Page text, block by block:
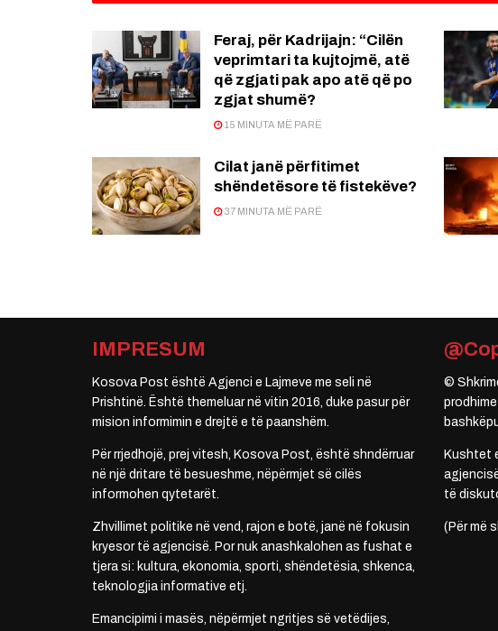
Feraj, për Kadrijajn: “Cilën
veprimtari ta kujtojmë, atë
që zgjati pak apo atë që po
zgjat shumë?
15 MINUTA MË PARË
Cilat janë përfitimet
shëndetësore të fistekëve?
37 MINUTA MË PARË
IMPRESUM
Kosova Post është Agjenci e Lajmeve me seli në
Prishtinë. Është themeluar në vitin 2016, duke pasur për
mision informimin e drejtë e të paanshëm.
Për rrjedhojë, prej vitesh, Kosova Post, është shndërruar
në një dritare të besueshme, nëpërmjet së cilës
informohen qytetarët.
Zhvillimet politike në vend, rajon e botë, janë në fokusin
kryesor të agjencisë. Por nuk anashkalohen as fushat e
tjera si: kultura, ekonomia, sporti, shëndetësia, shkenca,
teknologjia informative etj.
Emancipimi i masës, nëpërmjet ngritjes së vetëdijes,
©
Kushtet
të
(Për më